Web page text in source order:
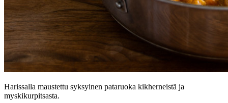
Harissalla maustettu syksyinen pataruoka kikherneistä ja
myskikurpitsasta.